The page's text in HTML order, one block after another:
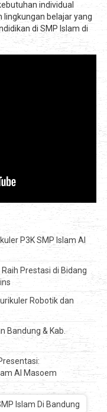
individual
lingkungan belajar yang
di SMP Islam di
P3K SMP Islam Al
Prestasi di Bidang
Robotik dan
Bandung & Kab.
Al Masoem
Islam Di Bandung